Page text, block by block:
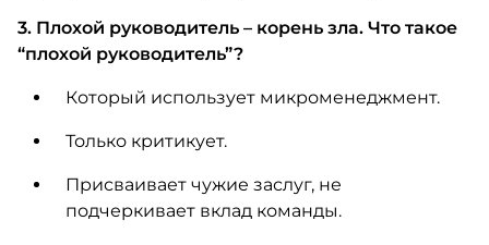
3. Плохой руководитель – корень зла. Что такое
“плохой руководитель”?
Который использует микроменеджмент.
Только критикует.
Присваивает чужие заслуг, не
подчеркивает вклад команды.